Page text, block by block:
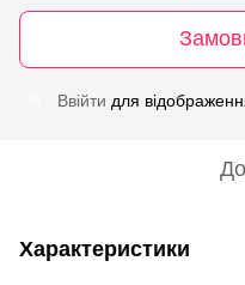
Ввійти для
Характеристики